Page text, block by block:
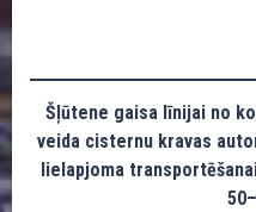
Šļūtene gaisa līnijai no
veida cisternu kravas
lielapjoma